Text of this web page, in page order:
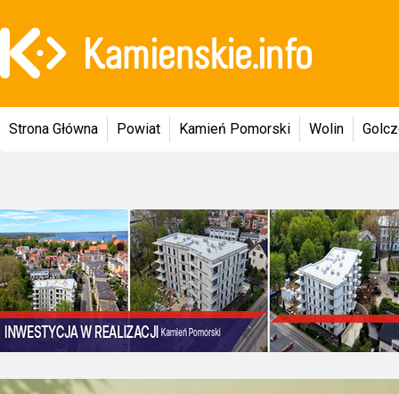
Strona Główna Powiat Kamień Pomorski Wolin